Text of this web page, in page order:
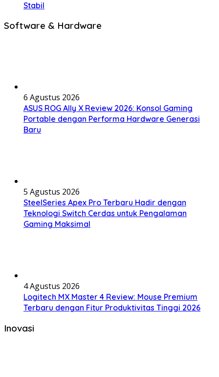
Stabil
Software & Hardware
6 Agustus 2026
ASUS ROG Ally X Review 2026: Konsol Gaming
Portable dengan Performa Hardware Generasi
Baru
5 Agustus 2026
SteelSeries Apex Pro Terbaru Hadir dengan
Teknologi Switch Cerdas untuk Pengalaman
Gaming Maksimal
4 Agustus 2026
Logitech MX Master 4 Review: Mouse Premium
Terbaru dengan Fitur Produktivitas Tinggi 2026
Inovasi